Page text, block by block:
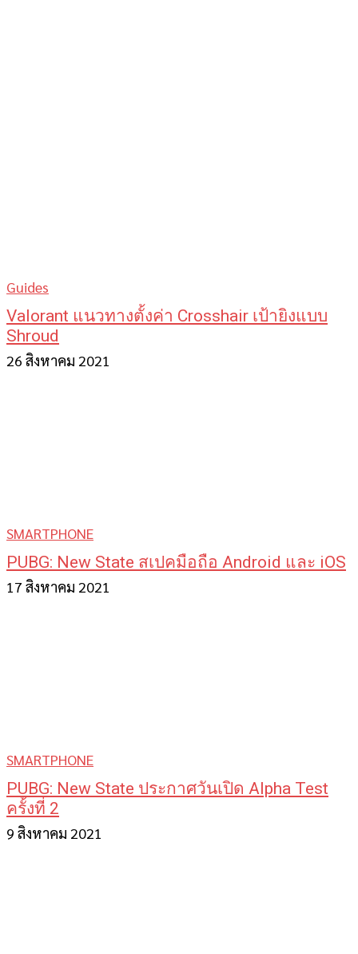
Guides
Valorant แนวทางตั้งค่า Crosshair เป้ายิงแบบ
Shroud
26 สิงหาคม 2021
SMARTPHONE
PUBG: New State สเปคมือถือ Android และ iOS
17 สิงหาคม 2021
SMARTPHONE
PUBG: New State ประกาศวันเปิด Alpha Test
ครั้งที่ 2
9 สิงหาคม 2021